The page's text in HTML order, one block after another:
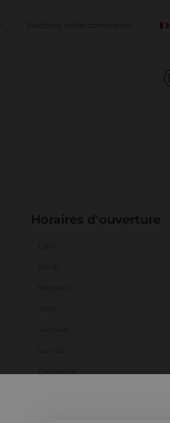
Inscrivez votre commerce
Horaires d'ouverture